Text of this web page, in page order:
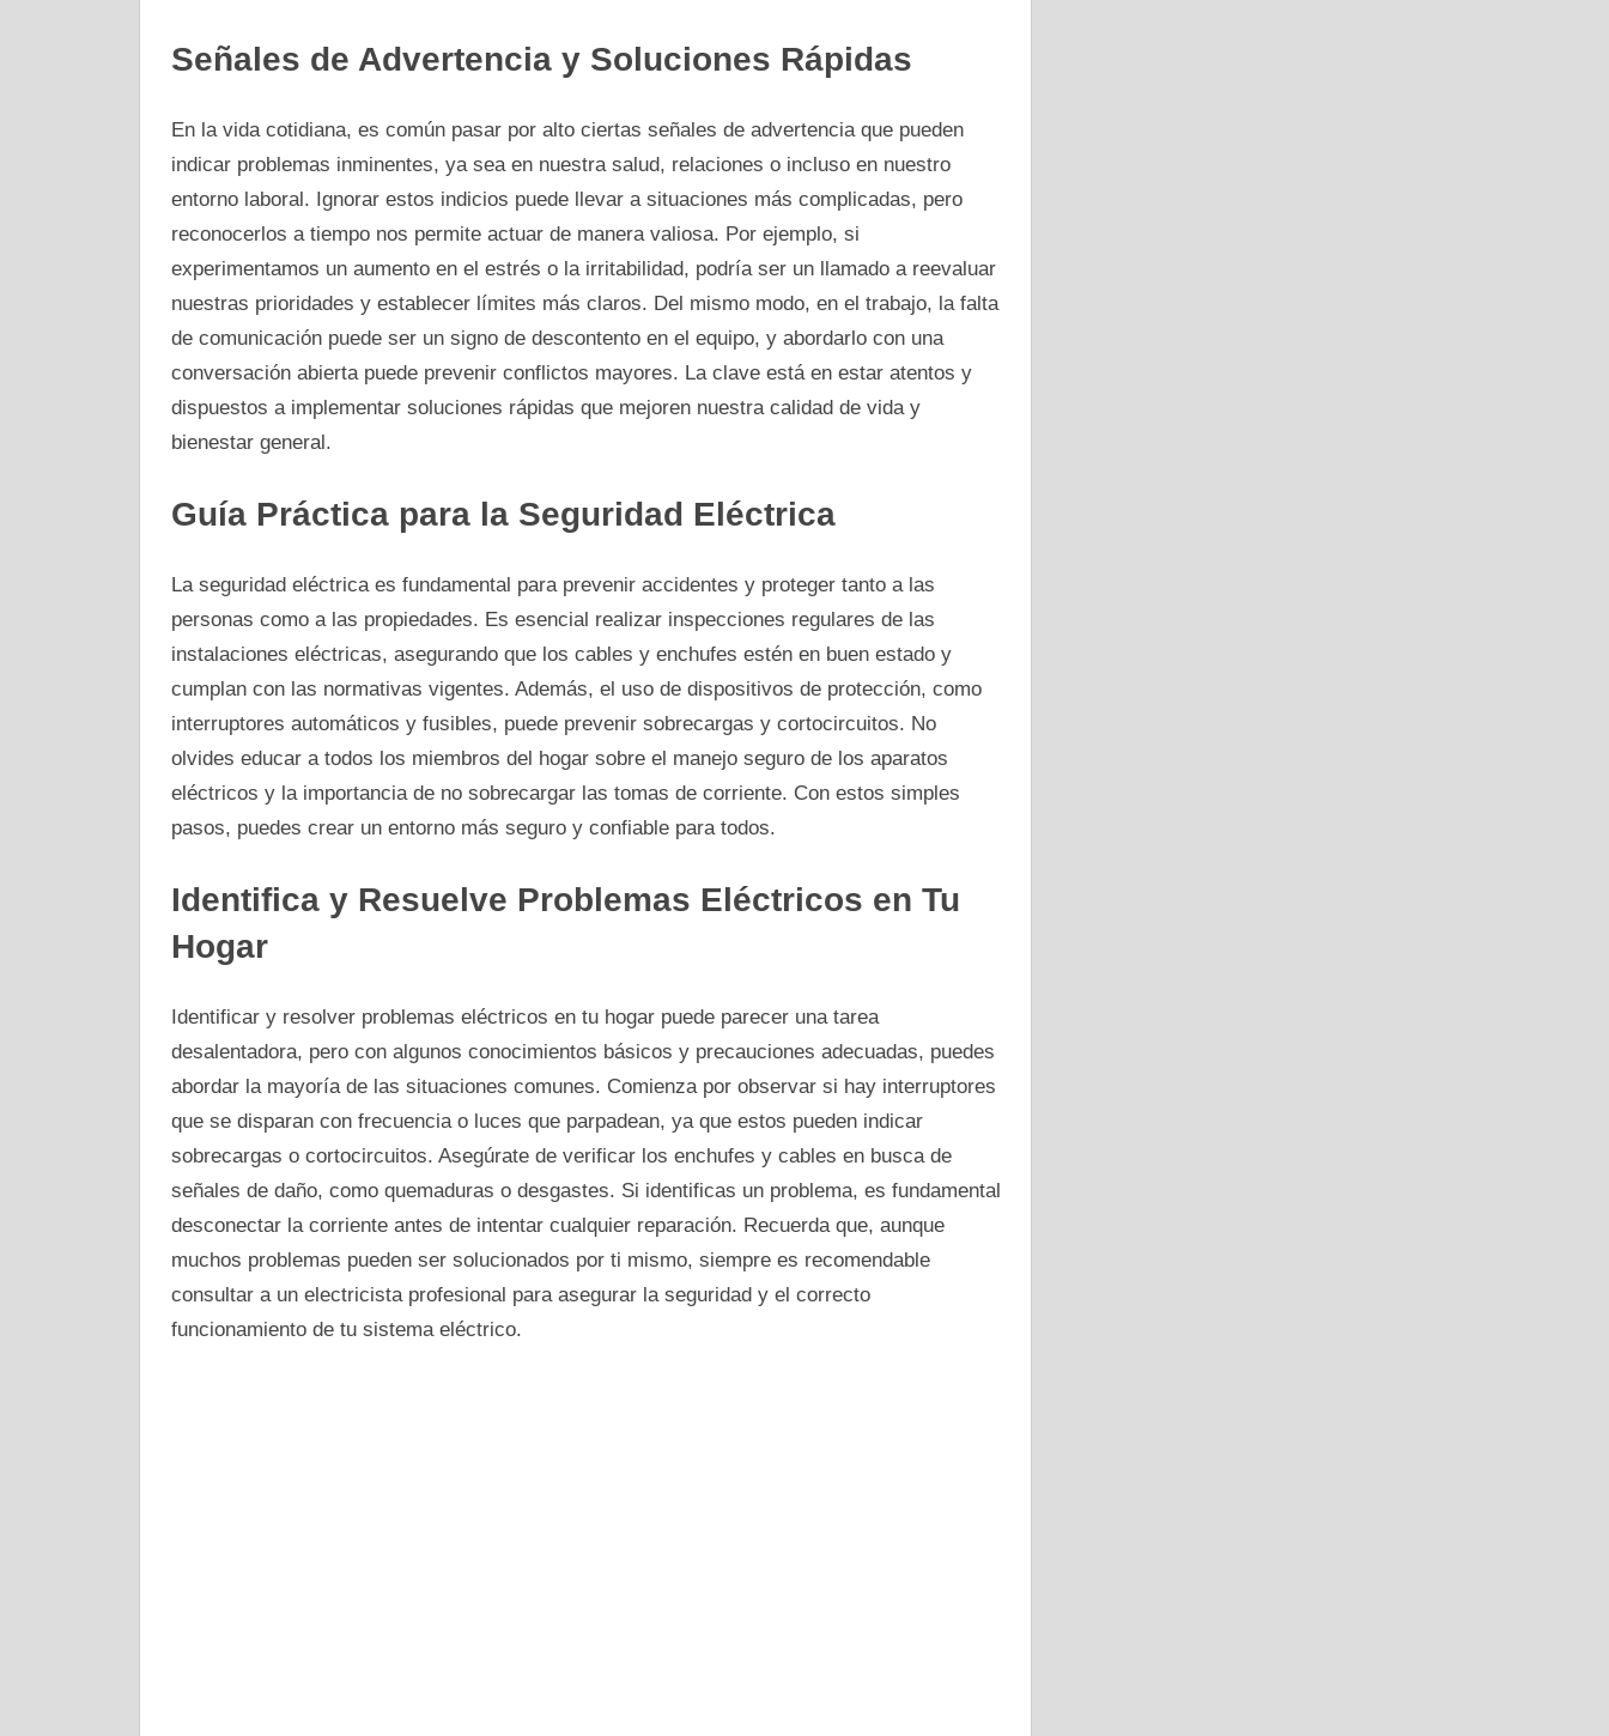
Señales de Advertencia y Soluciones Rápidas
En la vida cotidiana, es común pasar por alto ciertas señales de advertencia que pueden
indicar problemas inminentes, ya sea en nuestra salud, relaciones o incluso en nuestro
entorno laboral. Ignorar estos indicios puede llevar a situaciones más complicadas, pero
reconocerlos a tiempo nos permite actuar de manera valiosa. Por ejemplo, si
experimentamos un aumento en el estrés o la irritabilidad, podría ser un llamado a reevaluar
nuestras prioridades y establecer límites más claros. Del mismo modo, en el trabajo, la falta
de comunicación puede ser un signo de descontento en el equipo, y abordarlo con una
conversación abierta puede prevenir conflictos mayores. La clave está en estar atentos y
dispuestos a implementar soluciones rápidas que mejoren nuestra calidad de vida y
bienestar general.
Guía Práctica para la Seguridad Eléctrica
La seguridad eléctrica es fundamental para prevenir accidentes y proteger tanto a las
personas como a las propiedades. Es esencial realizar inspecciones regulares de las
instalaciones eléctricas, asegurando que los cables y enchufes estén en buen estado y
cumplan con las normativas vigentes. Además, el uso de dispositivos de protección, como
interruptores automáticos y fusibles, puede prevenir sobrecargas y cortocircuitos. No
olvides educar a todos los miembros del hogar sobre el manejo seguro de los aparatos
eléctricos y la importancia de no sobrecargar las tomas de corriente. Con estos simples
pasos, puedes crear un entorno más seguro y confiable para todos.
Identifica y Resuelve Problemas Eléctricos en Tu
Hogar
Identificar y resolver problemas eléctricos en tu hogar puede parecer una tarea
desalentadora, pero con algunos conocimientos básicos y precauciones adecuadas, puedes
abordar la mayoría de las situaciones comunes. Comienza por observar si hay interruptores
que se disparan con frecuencia o luces que parpadean, ya que estos pueden indicar
sobrecargas o cortocircuitos. Asegúrate de verificar los enchufes y cables en busca de
señales de daño, como quemaduras o desgastes. Si identificas un problema, es fundamental
desconectar la corriente antes de intentar cualquier reparación. Recuerda que, aunque
muchos problemas pueden ser solucionados por ti mismo, siempre es recomendable
consultar a un electricista profesional para asegurar la seguridad y el correcto
funcionamiento de tu sistema eléctrico.